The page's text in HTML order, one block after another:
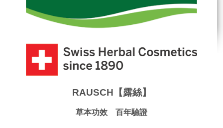
RAUSCH【露絲】
草本功效 百年驗證